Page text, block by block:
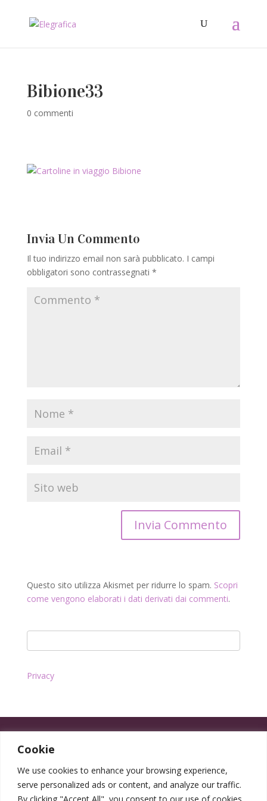
Cookie
We use cookies to enhance your browsing experience,
serve personalized ads or content, and analyze our traffic.
By clicking "Accept All", you consent to our use of cookies.
Bibione33
0 commenti
Invia Un Commento
Il tuo indirizzo email non sarà pubblicato. I campi
obbligatori sono contrassegnati *
Questo sito utilizza Akismet per ridurre lo spam. Scopri
come vengono elaborati i dati derivati dai commenti.
Privacy